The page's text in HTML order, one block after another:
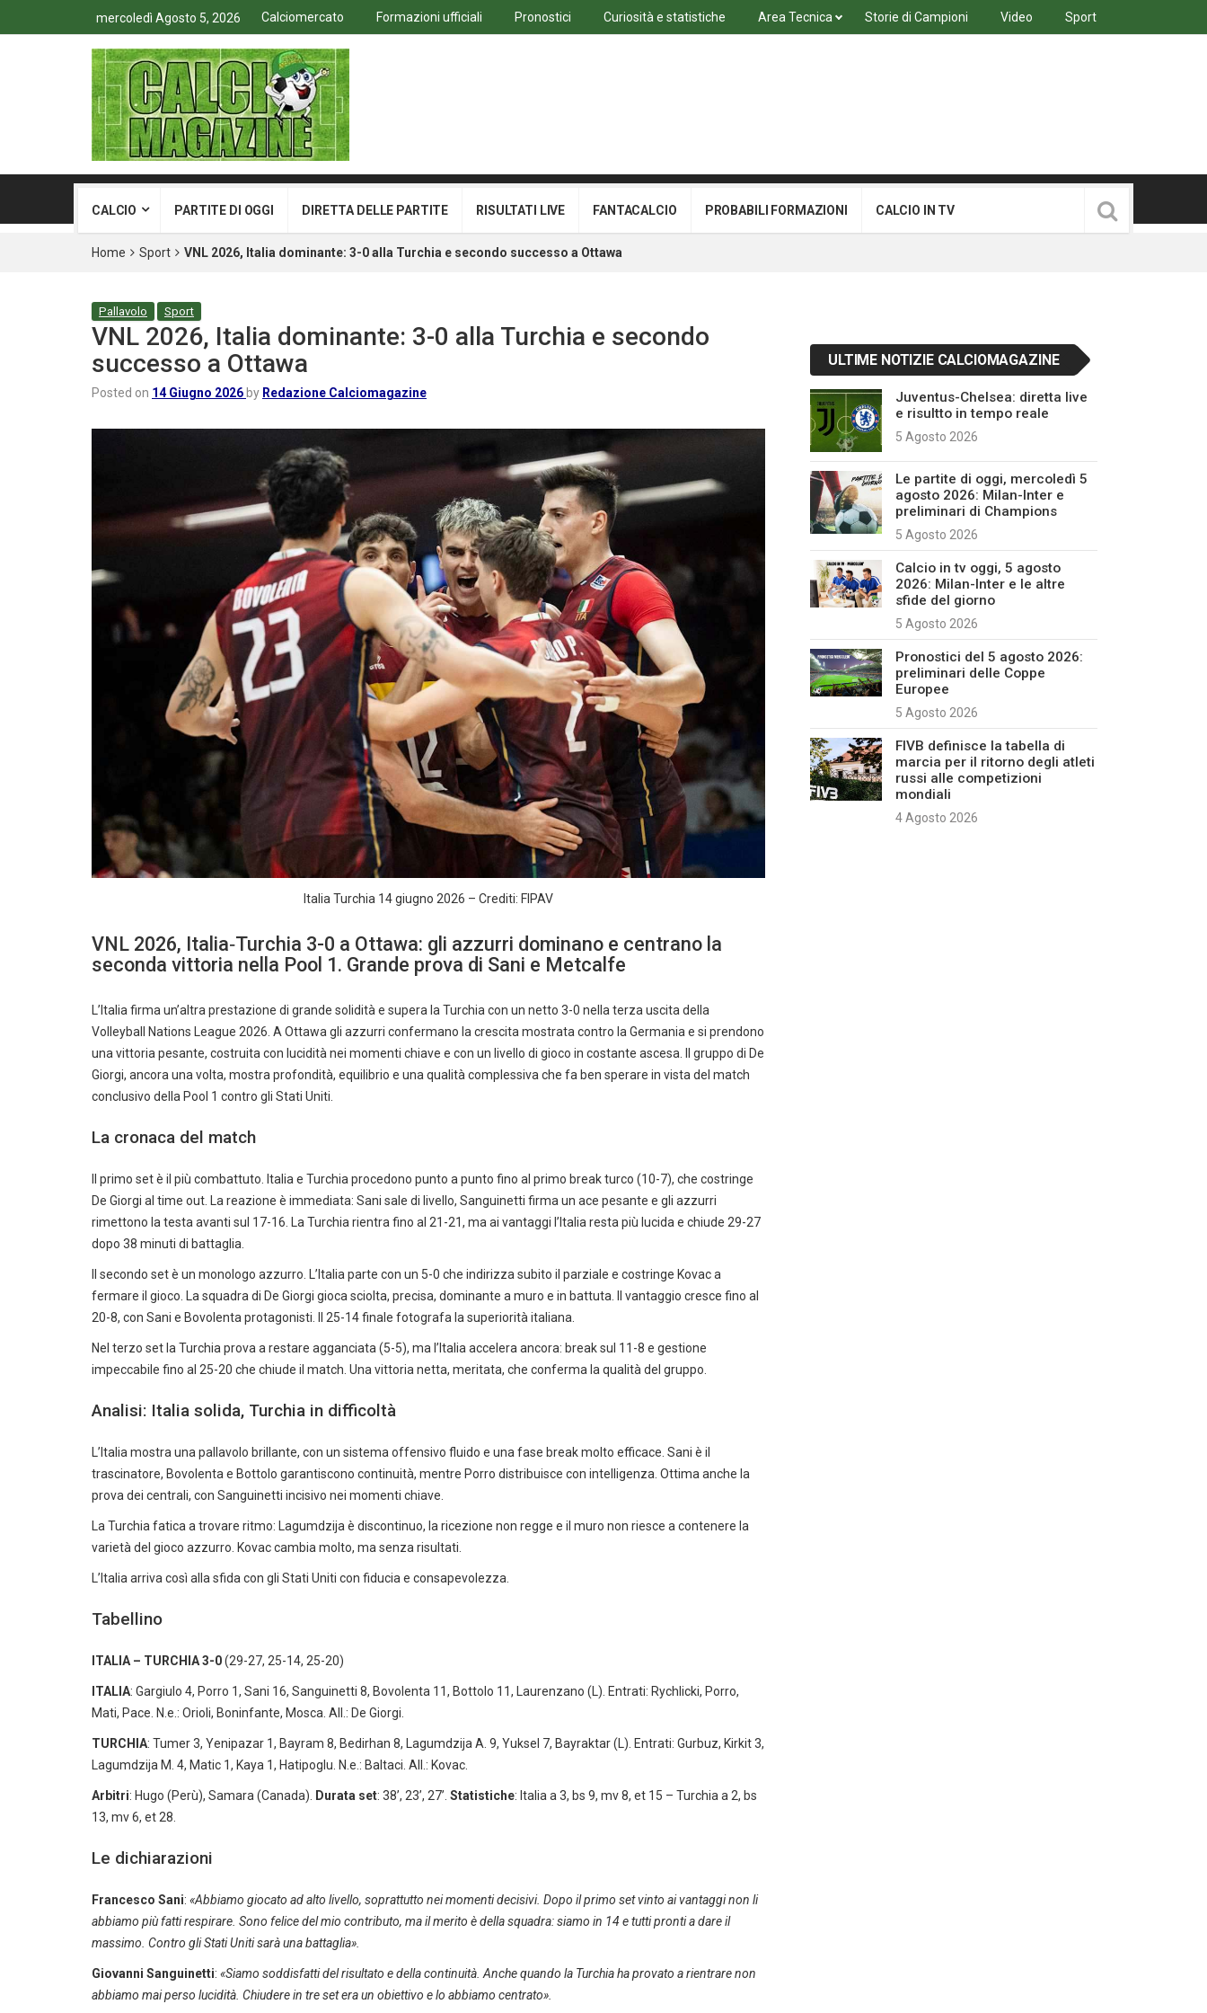
mercoledì Agosto 5, 2026 Calciomercato Formazioni ufficiali Pronostici Curiosità e statistiche Area Tecnica Storie di Campioni Video Sport
CALCIO PARTITE DI OGGI DIRETTA DELLE PARTITE RISULTATI LIVE FANTACALCIO PROBABILI FORMAZIONI CALCIO IN TV
Home Sport VNL 2026, Italia dominante: 3-0 alla Turchia e secondo successo a Ottawa
Pallavolo Sport
VNL 2026, Italia dominante: 3-0 alla Turchia e secondo
successo a Ottawa
Posted on 14 Giugno 2026 by Redazione Calciomagazine
Italia Turchia 14 giugno 2026 – Crediti: FIPAV
VNL 2026, Italia‑Turchia 3-0 a Ottawa: gli azzurri dominano e centrano la
seconda vittoria nella Pool 1. Grande prova di Sani e Metcalfe
L’Italia firma un’altra prestazione di grande solidità e supera la Turchia con un netto 3-0 nella terza uscita della
Volleyball Nations League 2026. A Ottawa gli azzurri confermano la crescita mostrata contro la Germania e si prendono
una vittoria pesante, costruita con lucidità nei momenti chiave e con un livello di gioco in costante ascesa. Il gruppo di De
Giorgi, ancora una volta, mostra profondità, equilibrio e una qualità complessiva che fa ben sperare in vista del match
conclusivo della Pool 1 contro gli Stati Uniti.
La cronaca del match
Il primo set è il più combattuto. Italia e Turchia procedono punto a punto fino al primo break turco (10-7), che costringe
De Giorgi al time out. La reazione è immediata: Sani sale di livello, Sanguinetti firma un ace pesante e gli azzurri
rimettono la testa avanti sul 17-16. La Turchia rientra fino al 21-21, ma ai vantaggi l’Italia resta più lucida e chiude 29-27
dopo 38 minuti di battaglia.
Il secondo set è un monologo azzurro. L’Italia parte con un 5-0 che indirizza subito il parziale e costringe Kovac a
fermare il gioco. La squadra di De Giorgi gioca sciolta, precisa, dominante a muro e in battuta. Il vantaggio cresce fino al
20-8, con Sani e Bovolenta protagonisti. Il 25-14 finale fotografa la superiorità italiana.
Nel terzo set la Turchia prova a restare agganciata (5-5), ma l’Italia accelera ancora: break sul 11-8 e gestione
impeccabile fino al 25-20 che chiude il match. Una vittoria netta, meritata, che conferma la qualità del gruppo.
Analisi: Italia solida, Turchia in difficoltà
L’Italia mostra una pallavolo brillante, con un sistema offensivo fluido e una fase break molto efficace. Sani è il
trascinatore, Bovolenta e Bottolo garantiscono continuità, mentre Porro distribuisce con intelligenza. Ottima anche la
prova dei centrali, con Sanguinetti incisivo nei momenti chiave.
La Turchia fatica a trovare ritmo: Lagumdzija è discontinuo, la ricezione non regge e il muro non riesce a contenere la
varietà del gioco azzurro. Kovac cambia molto, ma senza risultati.
L’Italia arriva così alla sfida con gli Stati Uniti con fiducia e consapevolezza.
Tabellino
ITALIA – TURCHIA 3-0(29-27, 25-14, 25-20)
ITALIA: Gargiulo 4, Porro 1, Sani 16, Sanguinetti 8, Bovolenta 11, Bottolo 11, Laurenzano (L). Entrati: Rychlicki, Porro,
Mati, Pace. N.e.: Orioli, Boninfante, Mosca. All.: De Giorgi.
TURCHIA: Tumer 3, Yenipazar 1, Bayram 8, Bedirhan 8, Lagumdzija A. 9, Yuksel 7, Bayraktar (L). Entrati: Gurbuz, Kirkit 3,
Lagumdzija M. 4, Matic 1, Kaya 1, Hatipoglu. N.e.: Baltaci. All.: Kovac.
Arbitri: Hugo (Perù), Samara (Canada). Durata set: 38’, 23’, 27’. Statistiche: Italia a 3, bs 9, mv 8, et 15 – Turchia a 2, bs
13, mv 6, et 28.
Le dichiarazioni
Francesco Sani: «Abbiamo giocato ad alto livello, soprattutto nei momenti decisivi. Dopo il primo set vinto ai vantaggi non li
abbiamo più fatti respirare. Sono felice del mio contributo, ma il merito è della squadra: siamo in 14 e tutti pronti a dare il
massimo. Contro gli Stati Uniti sarà una battaglia».
Giovanni Sanguinetti: «Siamo soddisfatti del risultato e della continuità. Anche quando la Turchia ha provato a rientrare non
abbiamo mai perso lucidità. Chiudere in tre set era un obiettivo e lo abbiamo centrato».
ULTIME NOTIZIE CALCIOMAGAZINE
Juventus-Chelsea: diretta live
e risultto in tempo reale
5 Agosto 2026
Le partite di oggi, mercoledì 5
agosto 2026: Milan-Inter e
preliminari di Champions
5 Agosto 2026
Calcio in tv oggi, 5 agosto
2026: Milan-Inter e le altre
sfide del giorno
5 Agosto 2026
Pronostici del 5 agosto 2026:
preliminari delle Coppe
Europee
5 Agosto 2026
FIVB definisce la tabella di
marcia per il ritorno degli atleti
russi alle competizioni
mondiali
4 Agosto 2026